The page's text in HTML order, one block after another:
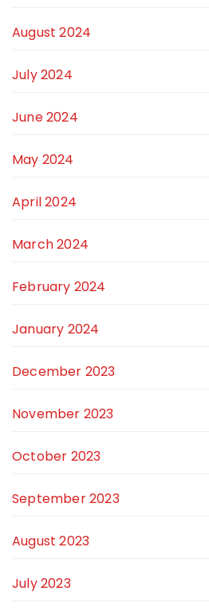
August 2024
July 2024
June 2024
May 2024
April 2024
March 2024
February 2024
January 2024
December 2023
November 2023
October 2023
September 2023
August 2023
July 2023